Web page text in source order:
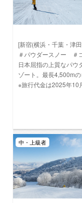
[新宿(横浜・千葉・津
＃パウダースノー ＃
日本屈指の上質なパウ
ゾート。最長4,500m
※旅行代金は2025年10
中・上級者